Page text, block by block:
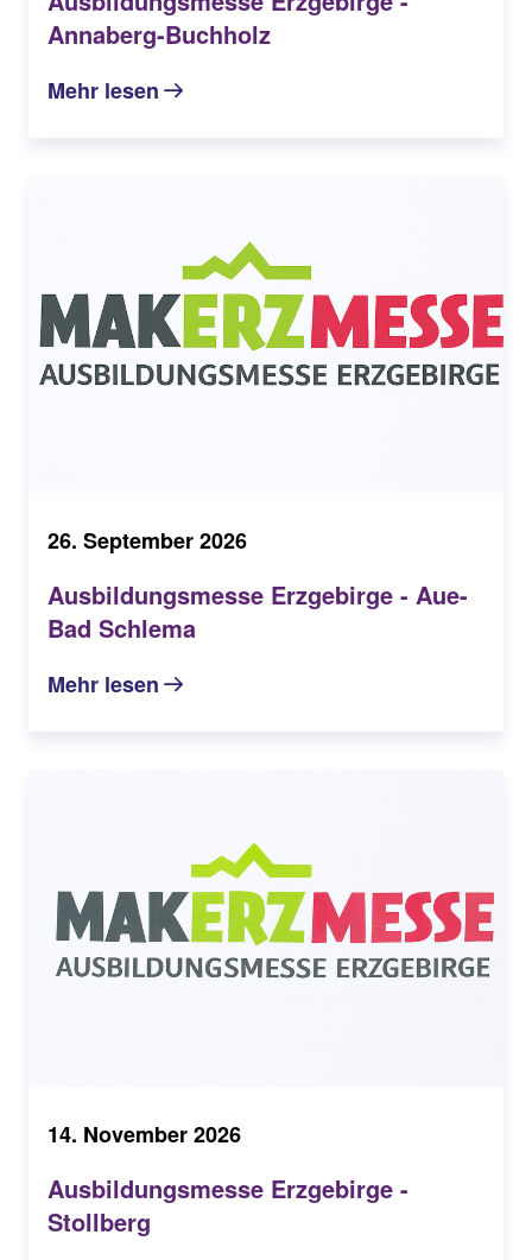
Annaberg-Buchholz
Mehr lesen
26. September 2026
Ausbildungsmesse Erzgebirge - Aue-
Bad Schlema
Mehr lesen
14. November 2026
Ausbildungsmesse Erzgebirge -
Stollberg